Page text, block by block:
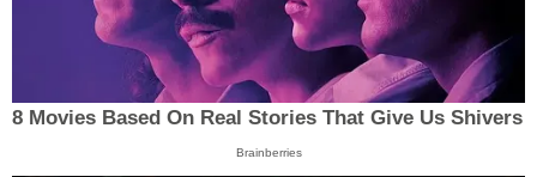
8 Movies Based On Real Stories That Give Us Shivers
Brainberries